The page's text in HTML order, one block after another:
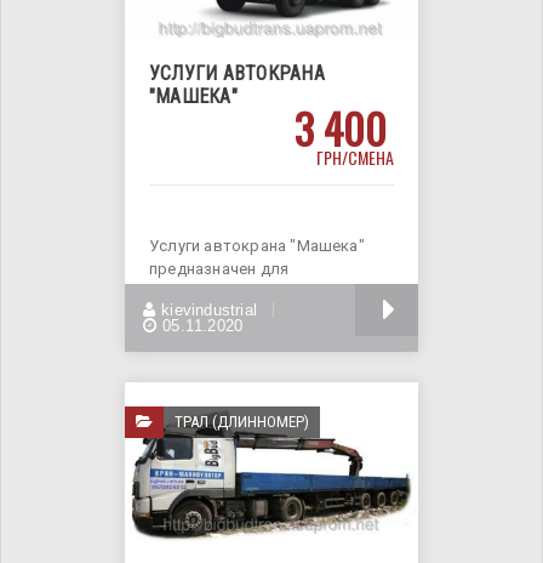
УСЛУГИ АВТОКРАНА
"МАШЕКА"
3 400
ГРН/СМЕНА
Услуги автокрана "Машека"
предназначен для
работ и
kievindustrial
05.11.2020
ТРАЛ (ДЛИННОМЕР)